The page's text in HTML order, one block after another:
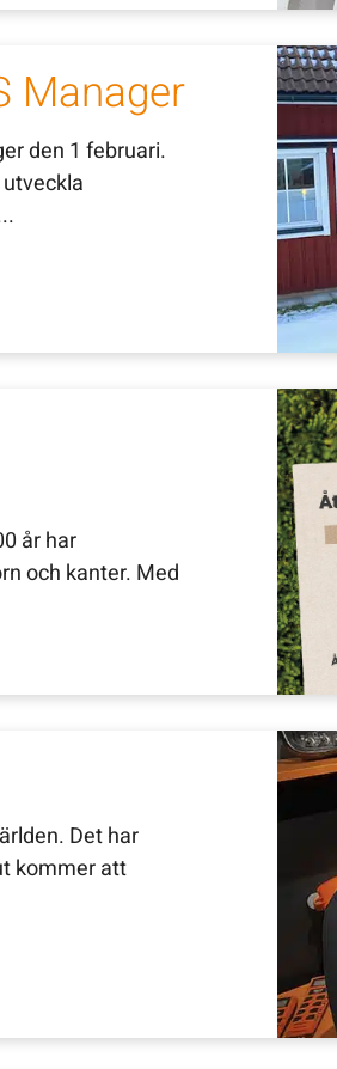
Manager
den 1 februari.
år har
och kanter. Med
Det har
kommer att